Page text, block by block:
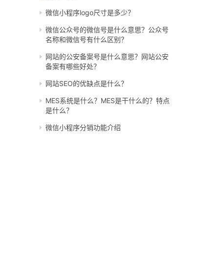
微信小程序logo尺寸是多少？
微信公众号的微信号是什么意思？公众号
名称和微信号有什么区别？
网站的公安备案号是什么意思？网站公安
备案有哪些好处？
网站SEO的优缺点是什么？
MES系统是什么？MES是干什么的？特点
是什么？
微信小程序分销功能介绍